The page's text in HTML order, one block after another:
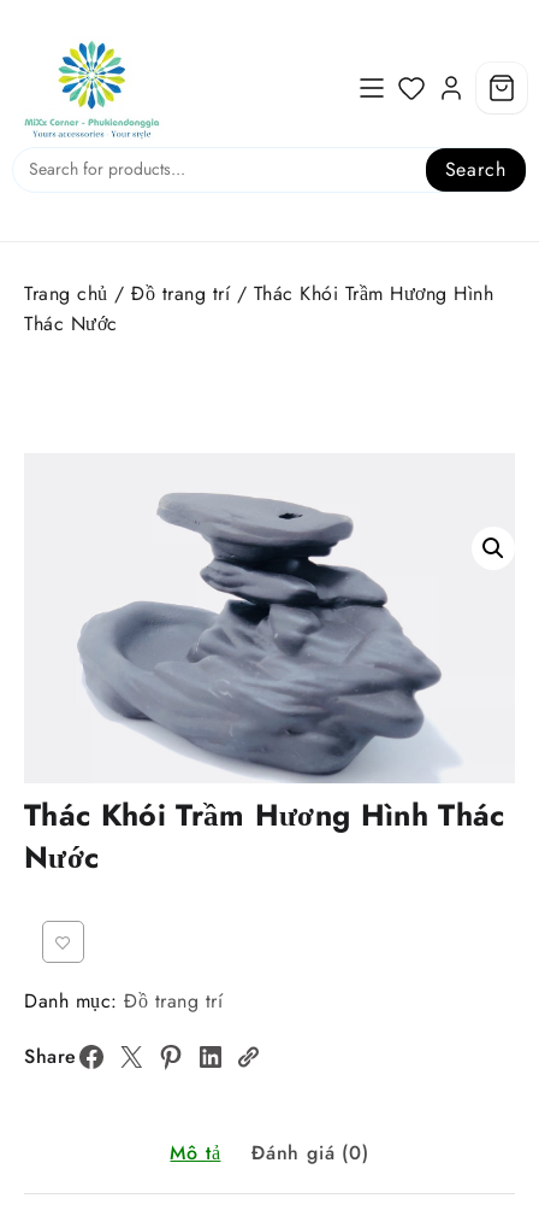
content
Search
Trang chủ / Đồ trang trí/ Thác Khói Trầm Hương Hình
Thác Nước
Thác Khói Trầm Hương Hình Thác
Nước
Danh mục: Đồ trang trí
Share
Mô tả Đánh giá (0)